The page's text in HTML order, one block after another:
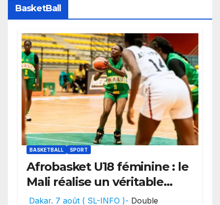
BasketBall
BASKETBALL SPORT
Afrobasket U18 féminine : le
Mali réalise un véritable
festival offensif et inflige
Dakar. 7 août ( SL-INFO )- Double